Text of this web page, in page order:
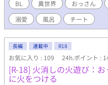
スーパー銭湯・レジャープー
らす！ もう我慢はしないと決
わせて花嫁たちを溺愛つつ異
期更新になります 嫁を愛でた
お風呂まで長いです Ｒ１８ま
ら） 素人がスマホでポチポチ
複数話更新することがありま
総攻めを投稿してみました 何
BL 異世界 おっさん
溺愛
風呂 チート
長編 連載中 R18
お気に入り : 109 24h.ポイント :
[R-18] 火消しの火遊び：
に火をつける